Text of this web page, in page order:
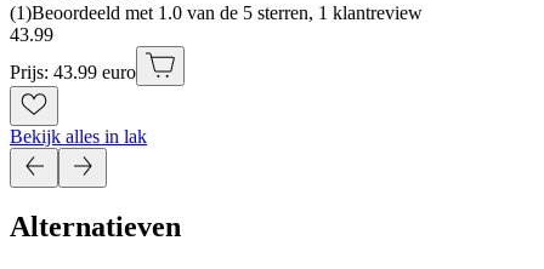
(1)Beoordeeld met 1.0 van de 5 sterren, 1 klantreview
43.99
Prijs: 43.99 euro
Bekijk alles in lak
Alternatieven